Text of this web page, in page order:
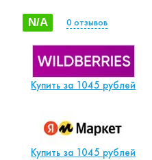
N/A 0 отзывов
Купить за 1045 рублей
Купить за 1045 рублей